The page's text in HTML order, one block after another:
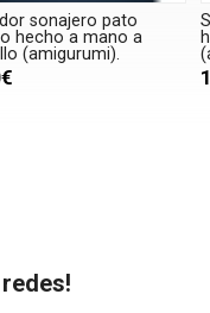
sonajero pato
hecho a mano a
(amigurumi).